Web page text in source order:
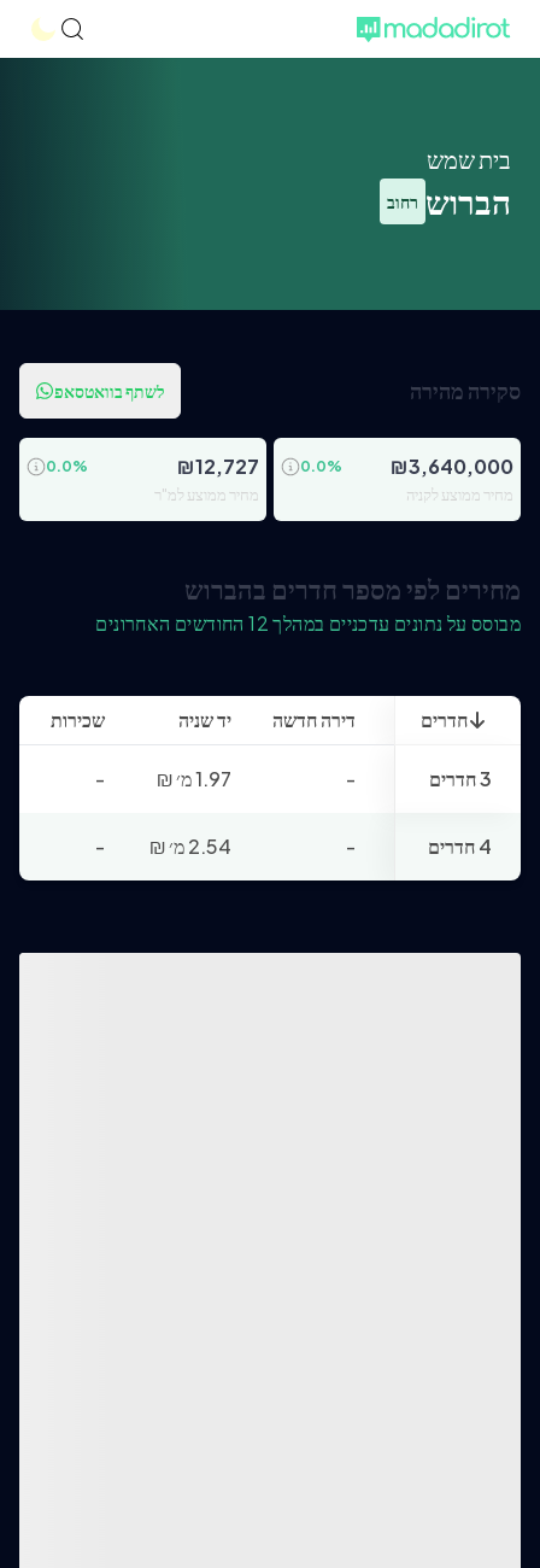
בית שמש
הברוש רחוב
סקירה מהירה לשתף בוואטסאפ
₪3,640,000
0.0%
מחיר ממוצע לקניה
₪12,727
0.0%
מחיר ממוצע למ"ר
מחירים לפי מספר חדרים בהברוש
מבוסס על נתונים עדכניים במהלך 12 החודשים האחרונים
חדרים דירה חדשה יד שניה שכירות
3 חדרים - 1.97 מ׳ ₪
-
4 חדרים - 2.54 מ׳ ₪
-